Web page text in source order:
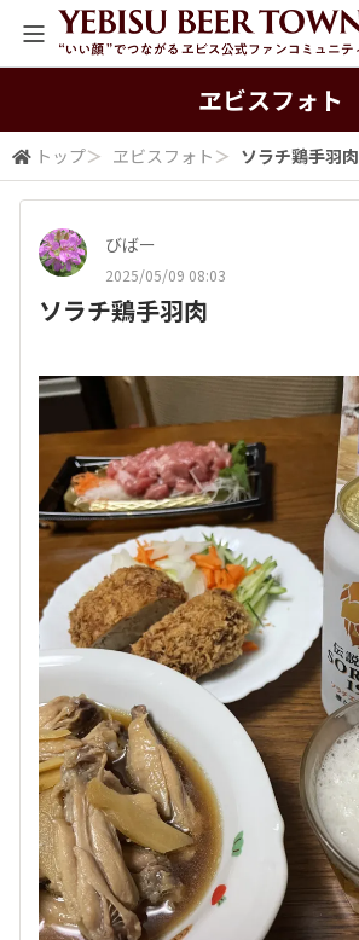
ヱビスフォト
トップ＞ ヱビスフォト ＞ ソラチ鶏手羽肉
びばー
2025/05/09 08:03
ソラチ鶏手羽肉